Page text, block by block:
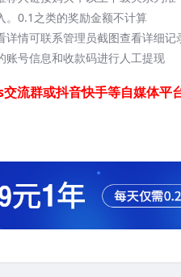
。0.1之类的奖励金额不计算
情可联系管理员截图查看详细记
账号信息和收款码进行人工提现
流群或抖音快手等自媒体平